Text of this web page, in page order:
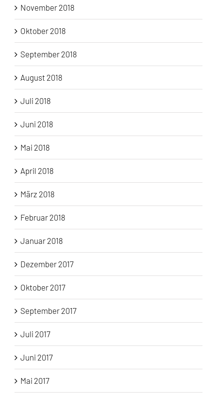
November 2018
Oktober 2018
September 2018
August 2018
Juli 2018
Juni 2018
Mai 2018
April 2018
März 2018
Februar 2018
Januar 2018
Dezember 2017
Oktober 2017
September 2017
Juli 2017
Juni 2017
Mai 2017